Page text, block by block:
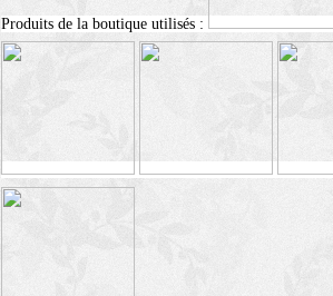
Produits de la boutique utilisés :